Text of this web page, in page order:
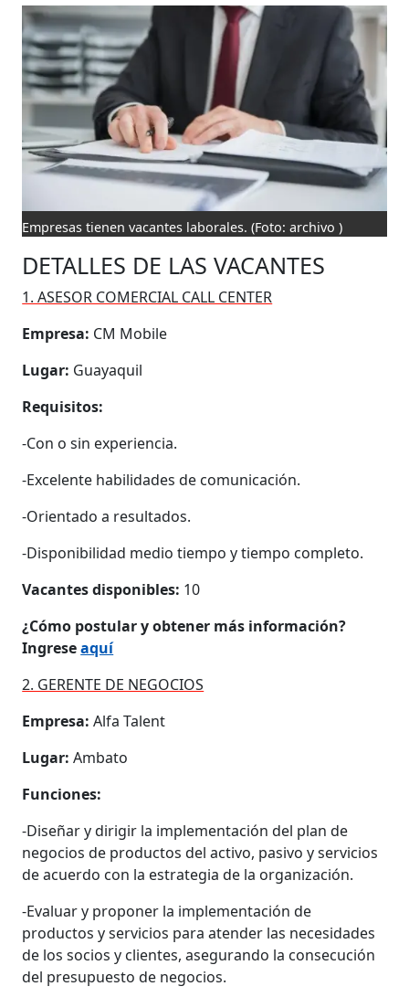
Empresas tienen vacantes laborales.(Foto: archivo )
DETALLES DE LAS VACANTES
1. ASESOR COMERCIAL CALL CENTER
Empresa: CM Mobile
Lugar: Guayaquil
Requisitos:
-Con o sin experiencia.
-Excelente habilidades de comunicación.
-Orientado a resultados.
-Disponibilidad medio tiempo y tiempo completo.
Vacantes disponibles: 10
¿Cómo postular y obtener más información?
Ingreseaquí
2. GERENTE DE NEGOCIOS
Empresa:Alfa Talent
Lugar:Ambato
Funciones:
-Diseñar y dirigir la implementación del plan de
negocios de productos del activo, pasivo y servicios
de acuerdo con la estrategia de la organización.
-Evaluar y proponer la implementación de
productos y servicios para atender las necesidades
de los socios y clientes, asegurando la consecución
del presupuesto de negocios.